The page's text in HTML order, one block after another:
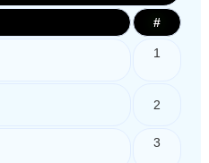
#
1
2
3